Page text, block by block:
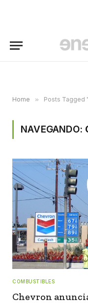
Home » Posts Tagged
NAVEGANDO:
COMBUSTIBLES
Chevron